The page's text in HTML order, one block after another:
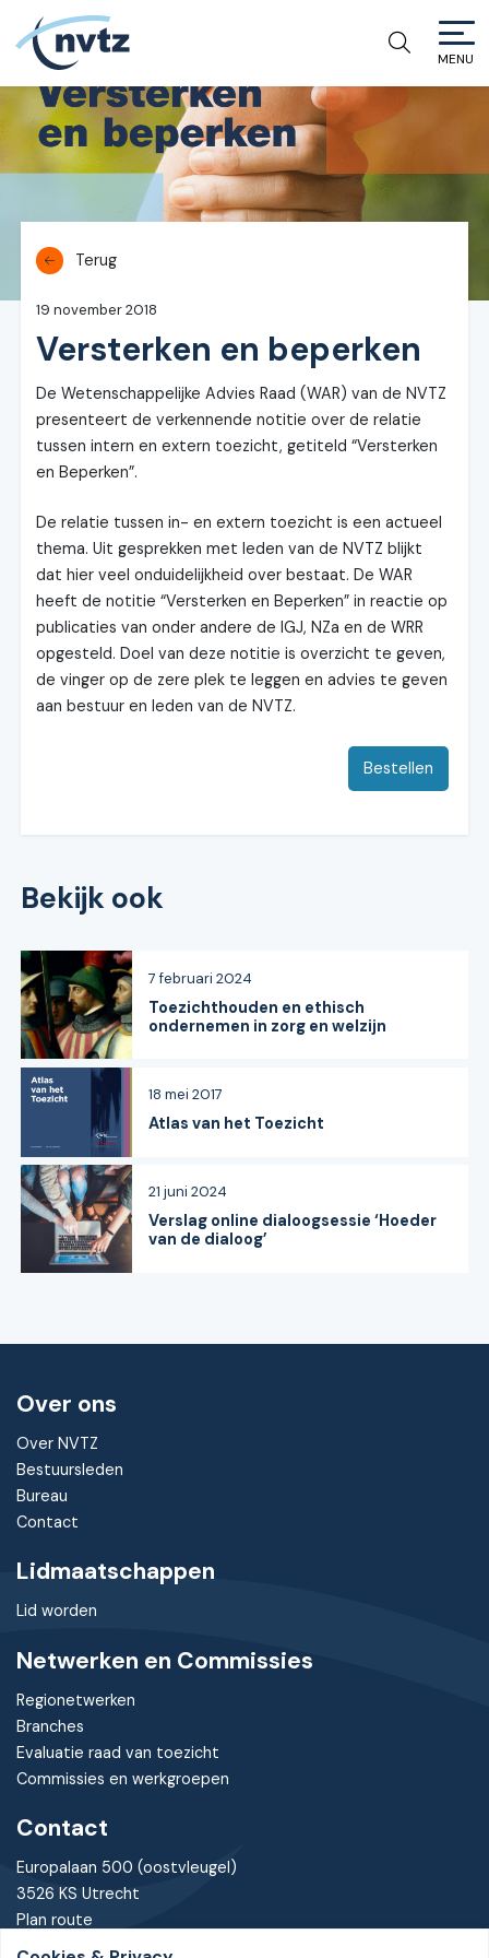
NVTZ
MENU
Terug
19 november 2018
Versterken en beperken
De Wetenschappelijke Advies Raad (WAR) van de NVTZ
presenteert de verkennende notitie over de relatie
tussen intern en extern toezicht, getiteld “Versterken
en Beperken”.
De relatie tussen in- en extern toezicht is een actueel
thema. Uit gesprekken met leden van de NVTZ blijkt
dat hier veel onduidelijkheid over bestaat. De WAR
heeft de notitie “Versterken en Beperken” in reactie op
publicaties van onder andere de IGJ, NZa en de WRR
opgesteld. Doel van deze notitie is overzicht te geven,
de vinger op de zere plek te leggen en advies te geven
aan bestuur en leden van de NVTZ.
Bestellen
Bekijk ook
Toezichthouden en ethisch
ondernemen in zorg en welzijn
7 februari 2024
Atlas van het Toezicht
18 mei 2017
Verslag online dialoogsessie ‘Hoeder
van de dialoog’
21 juni 2024
Over ons
Over NVTZ
Bestuursleden
Bureau
Contact
Lidmaatschappen
Lid worden
Netwerken en Commissies
Regionetwerken
Branches
Evaluatie raad van toezicht
Commissies en werkgroepen
Contact
Europalaan 500 (oostvleugel)
3526 KS Utrecht
Plan route